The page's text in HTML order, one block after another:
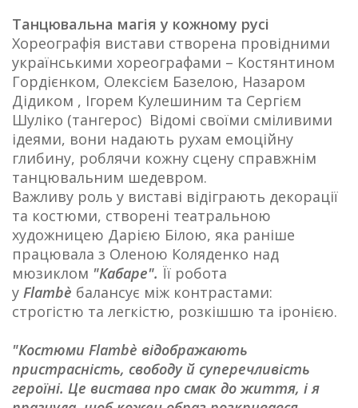
Танцювальна магія у кожному русі
Хореографія вистави створена провідними
українськими хореографами – Костянтином
Гордієнком, Олексієм Базелою, Назаром
Дідиком , Ігорем Кулешиним та Сергієм
Шуліко (тангерос) Відомі своїми сміливими
ідеями, вони надають рухам емоційну
глибину, роблячи кожну сцену справжнім
танцювальним шедевром.
Важливу роль у виставі відіграють декорації
та костюми, створені театральною
художницею Дарією Білою, яка раніше
працювала з Оленою Коляденко над
мюзиклом "Кабаре". Її робота
у Flambè балансує між контрастами:
строгістю та легкістю, розкішшю та іронією.
"Костюми Flambè відображають
пристрасність, свободу й суперечливість
героїні. Це вистава про смак до життя, і я